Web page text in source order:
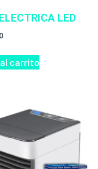
LED
carrito